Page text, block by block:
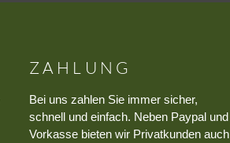
ZAHLUNG
Bei uns zahlen Sie immer sicher,
schnell und einfach. Neben Paypal und
Vorkasse bieten wir Privatkunden auch